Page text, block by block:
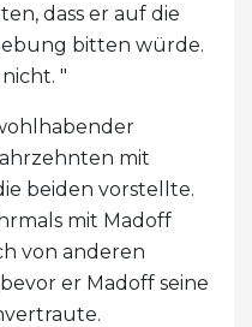
dass er auf die
bitten würde.
"
mit
beiden vorstellte.
mit Madoff
von anderen
er Madoff seine